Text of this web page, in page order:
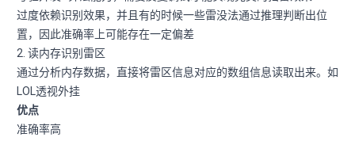
过度依赖识别效果，并且有的时候一些雷没法通过推理判断出位
置，因此准确率上可能存在一定偏差
2. 读内存识别雷区
通过分析内存数据，直接将雷区信息对应的数组信息读取出来。如
LOL透视外挂
优点
准确率高